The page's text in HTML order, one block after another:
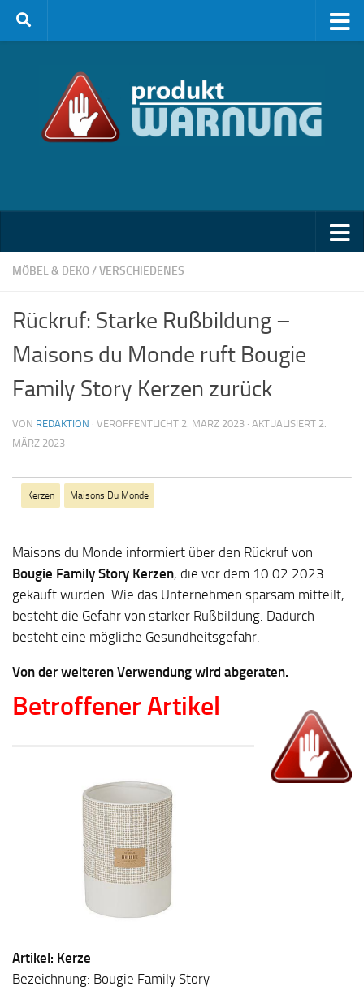
Zum Inhalt springen
MÖBEL & DEKO/VERSCHIEDENES
Rückruf: Starke Rußbildung –
Maisons du Monde ruft Bougie
Family Story Kerzen zurück
VON REDAKTION · VERÖFFENTLICHT 2. MÄRZ 2023 · AKTUALISIERT 2.
MÄRZ 2023
Kerzen Mai­sons Du Mon­de
Maisons du Monde informiert über den Rückruf von
Bougie Family Story Kerzen, die vor dem 10.02.2023
gekauft wurden. Wie das Unternehmen sparsam mitteilt,
besteht die Gefahr von starker Rußbildung. Dadurch
besteht eine mögliche Gesundheitsgefahr.
Von der weiteren Verwendung wird abgeraten.
Betroffener Artikel
Artikel: Kerze
Bezeichnung: Bougie Family Story